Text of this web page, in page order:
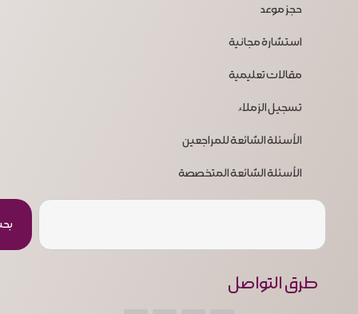
حجز موعد
استشارة مجانية
مقالات تعليمية
تسجيل الزملاء
الأسئلة الشائعة للمراجعين
الأسئلة الشائعة المتخصصة
طرق التواصل